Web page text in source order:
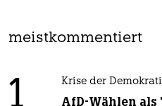
meistkommentiert
1 Krise der
AfD-Wählen